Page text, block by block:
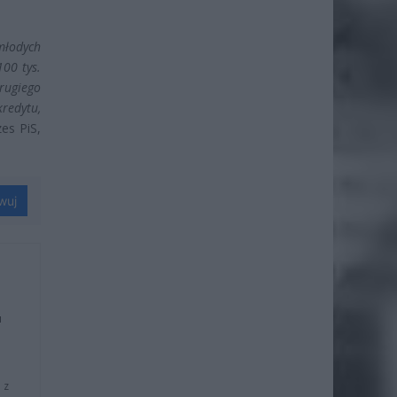
tys.
PiS,
z